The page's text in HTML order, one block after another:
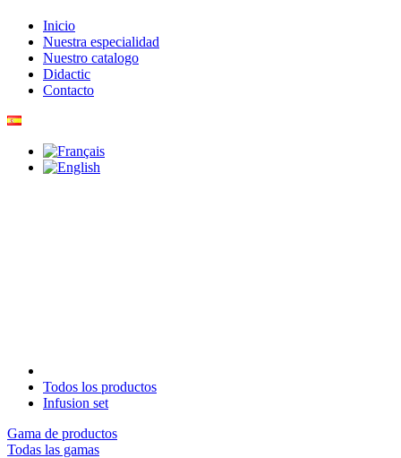
Inicio
Nuestra especialidad
Nuestro catalogo
Didactic
Contacto
Todos los productos
Infusion set
Gama de productos
Todas las gamas